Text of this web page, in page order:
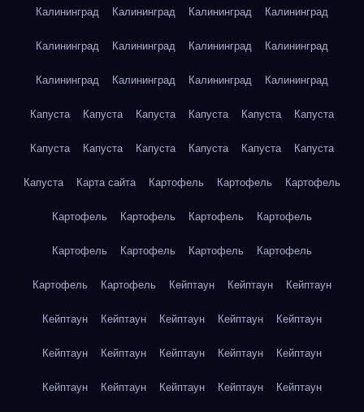
Калининград Калининград Калининград Калининград
Калининград Калининград Калининград Калининград
Калининград Калининград Калининград Калининград
Капуста Капуста Капуста Капуста Капуста Капуста
Капуста Капуста Капуста Капуста Капуста Капуста
Капуста Карта сайта Картофель Картофель Картофель
Картофель Картофель Картофель Картофель
Картофель Картофель Картофель Картофель
Картофель Картофель Кейптаун Кейптаун Кейптаун
Кейптаун Кейптаун Кейптаун Кейптаун Кейптаун
Кейптаун Кейптаун Кейптаун Кейптаун Кейптаун
Кейптаун Кейптаун Кейптаун Кейптаун Кейптаун